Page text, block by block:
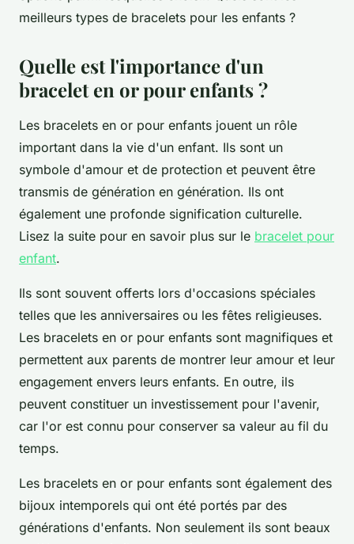
meilleurs types de bracelets pour les enfants ?
Quelle est l'importance d'un
bracelet en or pour enfants ?
Les bracelets en or pour enfants jouent un rôle
important dans la vie d'un enfant. Ils sont un
symbole d'amour et de protection et peuvent être
transmis de génération en génération. Ils ont
également une profonde signification culturelle.
Lisez la suite pour en savoir plus sur le bracelet pour
enfant.
Ils sont souvent offerts lors d'occasions spéciales
telles que les anniversaires ou les fêtes religieuses.
Les bracelets en or pour enfants sont magnifiques et
permettent aux parents de montrer leur amour et leur
engagement envers leurs enfants. En outre, ils
peuvent constituer un investissement pour l'avenir,
car l'or est connu pour conserver sa valeur au fil du
temps.
Les bracelets en or pour enfants sont également des
bijoux intemporels qui ont été portés par des
générations d'enfants. Non seulement ils sont beaux